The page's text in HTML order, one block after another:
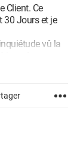
Client. Ce
30 Jours et je
vû la
de